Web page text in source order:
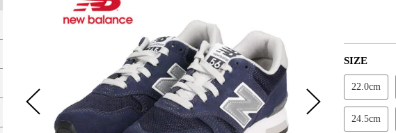
SIZE
22.0cm
24.5cm